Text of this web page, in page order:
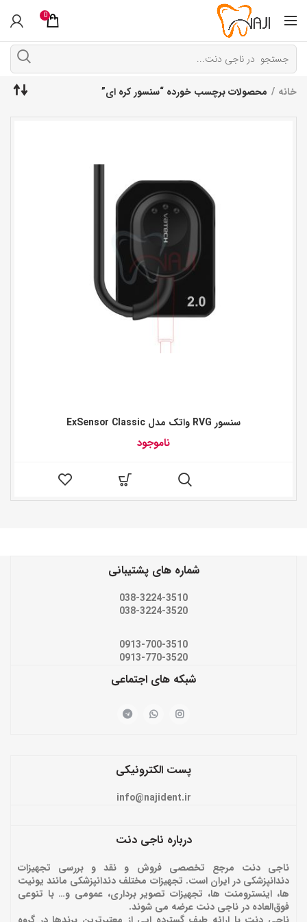
0
خانه محصولات برچسب خورده “سنسور کره ای”
سنسور RVG واتک مدل ExSensor Classic
ناموجود
شماره های پشتیبانی
038-3224-3510
038-3224-3520
0913-700-3510
0913-770-3520
شبکه های اجتماعی
پست الکترونیکی
info@najident.ir
درباره ناجی دنت
ناجی دنت مرجع تخصصی فروش و نقد و بررسی تجهیزات
دندانپزشکی در ایران است. تجهیزات مختلف دندانپزشکی مانند یونیت
ها، اینسترومنت ها، تجهیزات تصویر برداری، عمومی و… با تنوعی
فوق‌العاده در ناجی دنت عرضه می شوند.